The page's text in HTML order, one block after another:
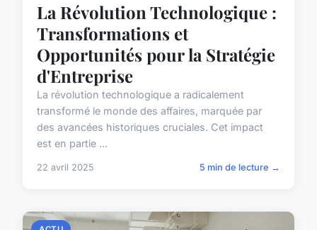
La Révolution Technologique :
Transformations et
Opportunités pour la Stratégie
d'Entreprise
La révolution technologique a radicalement
transformé le monde des affaires, marquée par
des avancées historiques cruciales. Cet impact
est en partie ...
22 avril 2025 5 min de lecture →